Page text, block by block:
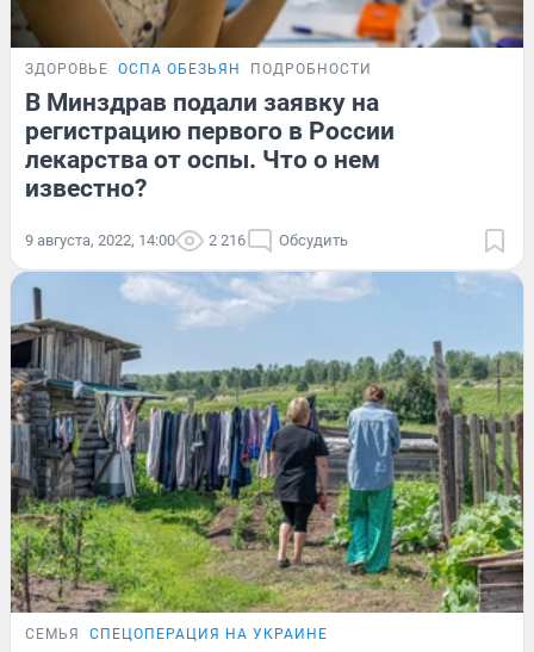
ЗДОРОВЬЕ ОСПА ОБЕЗЬЯН ПОДРОБНОСТИ
В Минздрав подали заявку на
регистрацию первого в России
лекарства от оспы. Что о нем
известно?
9 августа, 2022, 14:00 2 216 Обсудить
СЕМЬЯ СПЕЦОПЕРАЦИЯ НА УКРАИНЕ